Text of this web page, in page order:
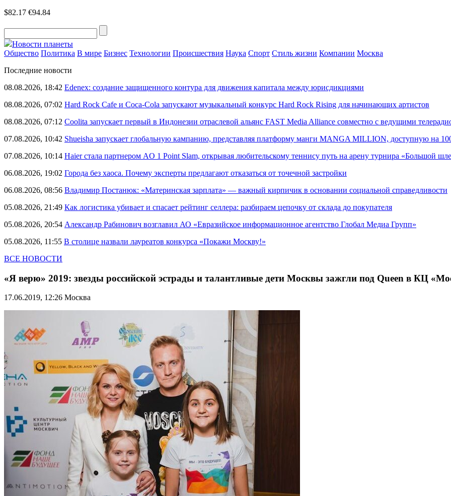
$82.17 €94.84
Новости планеты
Общество Политика В мире Бизнес Технологии Происшествия Наука Спорт Стиль жизни Компании Москва
Последние новости
08.08.2026, 18:42 Edenex: создание защищенного контура для движения капитала между юрисдикциями
08.08.2026, 07:02 Hard Rock Cafe и Coca-Cola запускают музыкальный конкурс Hard Rock Rising для начинающих артистов
08.08.2026, 07:12 Coolita запускает первый в Индонезии отраслевой альянс FAST Media Alliance совместно с ведущими
07.08.2026, 10:42 Shueisha запускает глобальную кампанию, представляя платформу манги MANGA MILLION, доступную на
07.08.2026, 10:14 Haier стала партнером AO 1 Point Slam, открывая любительскому теннису путь на арену турнира «Большой
06.08.2026, 19:02 Города без хаоса. Почему эксперты предлагают отказаться от точечной застройки
06.08.2026, 08:56 Владимир Постанюк: «Материнская зарплата» — важный кирпичик в основании социальной справедливости
05.08.2026, 21:49 Как логистика убивает и спасает рейтинг селлера: разбираем цепочку от склада до покупателя
05.08.2026, 20:54 Александр Рабинович возглавил АО «Евразийское информационное агентство Глобал Медиа Групп»
05.08.2026, 11:55 В столице назвали лауреатов конкурса «Покажи Москву!»
ВСЕ НОВОСТИ
«Я верю» 2019: звезды российской эстрады и талантливые дети Москвы зажгли под Queen в КЦ
17.06.2019, 12:26 Москва